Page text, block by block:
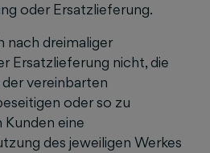
oder Ersatzlieferung.
nach dreimaliger
Ersatzlieferung nicht, die
vereinbarten
oder so zu
Kunden eine
des jeweiligen Werkes